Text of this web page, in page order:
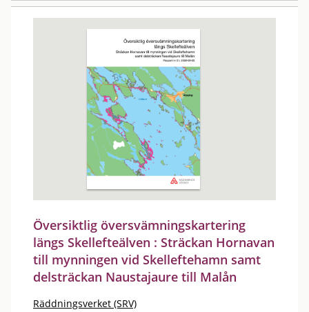
Översiktlig översvämningskartering
längs Skellefteälven : Sträckan Hornavan
till mynningen vid Skelleftehamn samt
delsträckan Naustajaure till Malån
Räddningsverket (SRV)